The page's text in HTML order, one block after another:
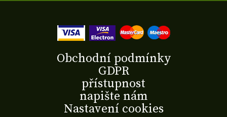
Obchodní podmínky
GDPR
přístupnost
napište nám
Nastavení cookies